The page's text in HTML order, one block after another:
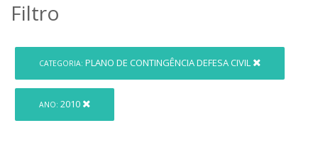
Filtro
CATEGORIA: PLANO DE CONTINGÊNCIA DEFESA CIVIL
ANO: 2010